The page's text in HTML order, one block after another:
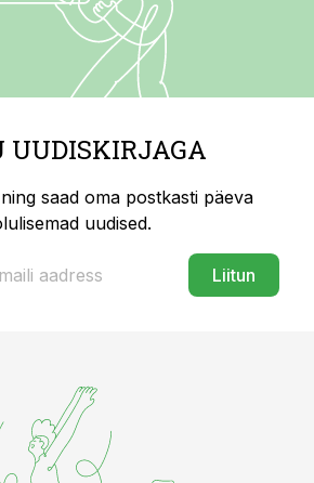
UUDISKIRJAGA
saad oma postkasti päeva
uudised.
Liitun